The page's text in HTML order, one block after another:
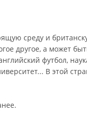
среду и
другое, а может
футбол,
В этой